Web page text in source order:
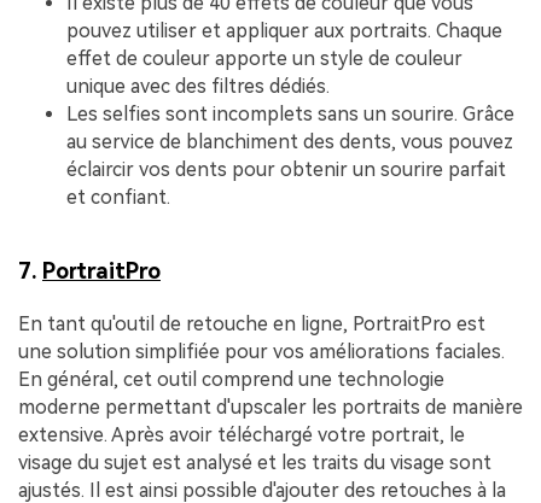
pouvez utiliser et appliquer aux portraits. Chaque
effet de couleur apporte un style de couleur
unique avec des filtres dédiés.
Les selfies sont incomplets sans un sourire. Grâce
au service de blanchiment des dents, vous pouvez
éclaircir vos dents pour obtenir un sourire parfait
et confiant.
7. PortraitPro
En tant qu'outil de retouche en ligne, PortraitPro est
une solution simplifiée pour vos améliorations faciales.
En général, cet outil comprend une technologie
moderne permettant d'upscaler les portraits de manière
extensive. Après avoir téléchargé votre portrait, le
visage du sujet est analysé et les traits du visage sont
ajustés. Il est ainsi possible d'ajouter des retouches à la